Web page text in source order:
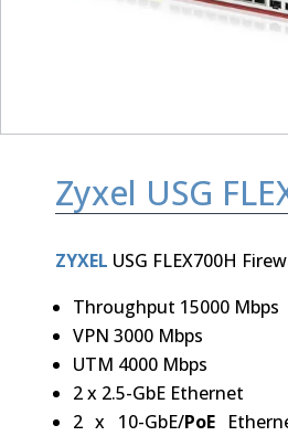
Zyxel USG
ZYXEL USG FLEX700H
Throughput 15000 Mbps
VPN 3000 Mbps
UTM 4000 Mbps
2 x 2.5-GbE Ethernet
2 x 10-GbE/PoE